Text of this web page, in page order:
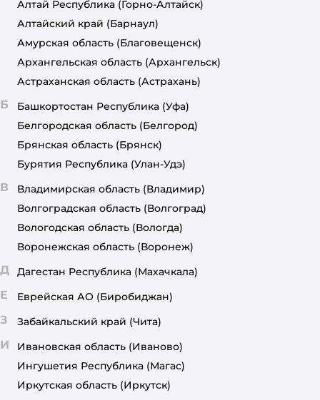
Алтай Республика (Горно-Алтайск)
Алтайский край (Барнаул)
Амурская область (Благовещенск)
Архангельская область (Архангельск)
Астраханская область (Астрахань)
Б Башкортостан Республика (Уфа)
Белгородская область (Белгород)
Брянская область (Брянск)
Бурятия Республика (Улан-Удэ)
В Владимирская область (Владимир)
Волгоградская область (Волгоград)
Вологодская область (Вологда)
Воронежская область (Воронеж)
Д Дагестан Республика (Махачкала)
Е Еврейская АО (Биробиджан)
З Забайкальский край (Чита)
И Ивановская область (Иваново)
Ингушетия Республика (Магас)
Иркутская область (Иркутск)